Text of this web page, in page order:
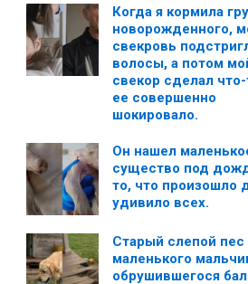
Когда я кормила
новорожденного,
свекровь
волосы, а потом
свекор сделал что-
ее совершенно
шокировало.
Он нашел
существо под
то, что произошло
удивило всех.
Старый слепой пес
маленького
обрушившегося